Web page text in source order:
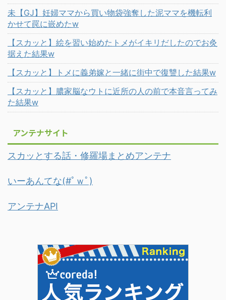
未【GJ】妊婦ママから買い物袋強奪した泥ママを機転利
かせて罠に嵌めたw
【スカッと】絵を習い始めたトメがイキリだしたのでお灸
据えた結果w
【スカッと】トメに義弟嫁と一緒に街中で復讐した結果w
【スカッと】膿家脳なウトに近所の人の前で本音言ってみ
た結果w
アンテナサイト
スカッとする話・修羅場まとめアンテナ
いーあんてな(#ﾟｗﾟ)
アンテナAPI